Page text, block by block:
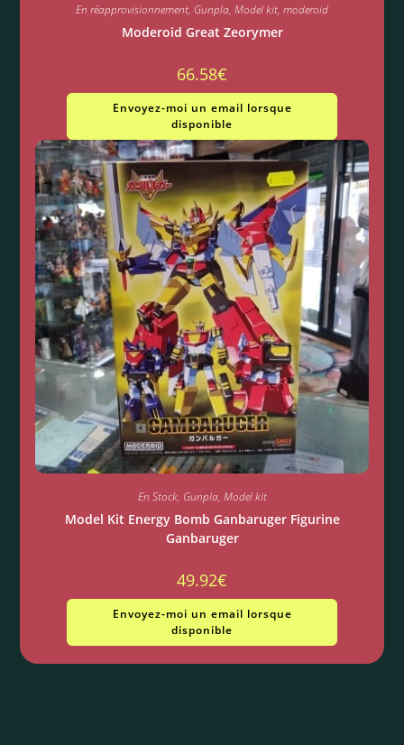
En réapprovisionnement, Gunpla, Model kit, moderoid
Moderoid Great Zeorymer
66.58€
Envoyez-moi un email lorsque
disponible
En Stock, Gunpla, Model kit
Model Kit Energy Bomb Ganbaruger Figurine
Ganbaruger
49.92€
Envoyez-moi un email lorsque
disponible